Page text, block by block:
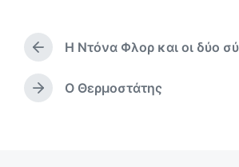
μ
ο
σ
ί
ρ
τ
θ
η
Π
ρ
ο
η
Η Ντόνα Φλορ και οι δύο
Ε
O Θερμοστάτης